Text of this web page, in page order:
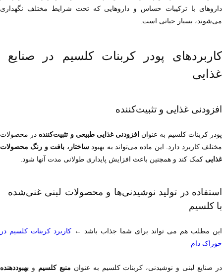
می‌شوند، بسیار حیاتی است.
غذایی
افزودنی غذایی و تثبیت‌کننده
پودر کربنات کلسیم به عنوان افزودنی غذایی طبیعی و تثبیت‌کننده
مختلف کاربرد دارد. این ماده می‌تواند به بهبود
غذایی کمک کند و همچنین باعث افزایش پایداری طولانی مدت آنها شود.
با کلسیم
این مطلب هم می تواند برای شما جذاب باشد ←
خوراک دام
در صنایع لبنی و نوشیدنی، کربنات کلسیم به عنوان منبع کلسیم و